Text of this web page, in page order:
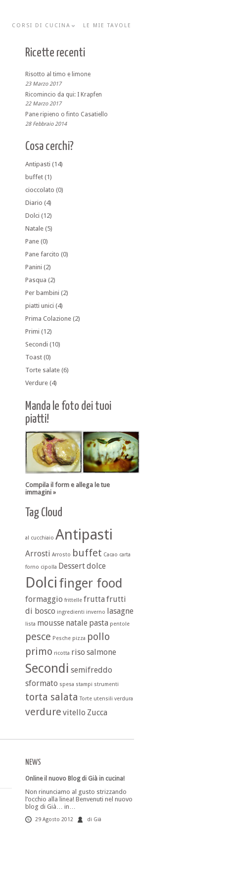
CORSI DI CUCINA LE MIE TAVOLE
Ricette recenti
Risotto al timo e limone
23 Marzo 2017
Ricomincio da qui: I Krapfen
22 Marzo 2017
Pane ripieno o finto Casatiello
28 Febbraio 2014
Cosa cerchi?
Antipasti (14)
buffet (1)
cioccolato (0)
Diario (4)
Dolci (12)
Natale (5)
Pane (0)
Pane farcito (0)
Panini (2)
Pasqua (2)
Per bambini (2)
piatti unici (4)
Prima Colazione (2)
Primi (12)
Secondi (10)
Toast (0)
Torte salate (6)
Verdure (4)
Manda le foto dei tuoi
piatti!
Compila il form e allega le tue
immagini »
Tag Cloud
al cucchiaio Antipasti
Arrosti Arrosto buffet Cacao carta
forno cipolla Dessertdolce
Dolci finger food
formaggio frittelle frutta frutti
di bosco ingredienti inverno lasagne
lista mousse natale pasta pentole
pesce Pesche pizza pollo
primo ricotta riso salmone
Secondi semifreddo
sformato spesa stampi strumenti
torta salata Torte utensili verdura
verdure vitello Zucca
NEWS
Online il nuovo Blog di Già in cucina!
Non rinunciamo al gusto strizzando
l’occhio alla linea! Benvenuti nel nuovo
blog di Già… in…
29 Agosto 2012 di Già